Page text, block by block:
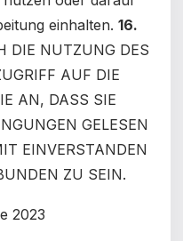
einhalten. 16.
DIE NUTZUNG DES
AUF DIE
AN, DASS SIE
GELESEN
EINVERSTANDEN
ZU SEIN.
2023